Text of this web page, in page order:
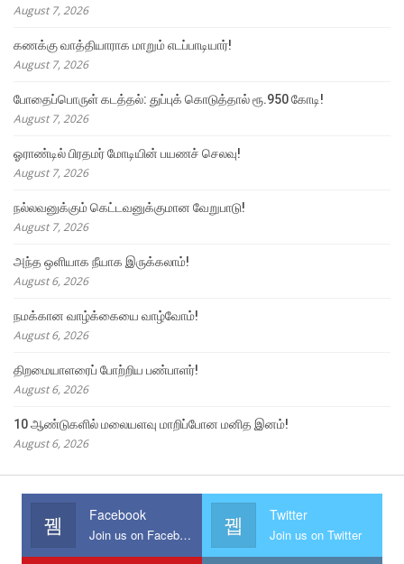
August 7, 2026
கணக்கு வாத்தியாராக மாறும் எடப்பாடியார்!
August 7, 2026
போதைப்பொருள் கடத்தல்: துப்புக் கொடுத்தால் ரூ.950 கோடி!
August 7, 2026
ஓராண்டில் பிரதமர் மோடியின் பயணச் செலவு!
August 7, 2026
நல்லவனுக்கும் கெட்டவனுக்குமான வேறுபாடு!
August 7, 2026
அந்த ஒளியாக நீயாக இருக்கலாம்!
August 6, 2026
நமக்கான வாழ்க்கையை வாழ்வோம்!
August 6, 2026
திறமையாளரைப் போற்றிய பண்பாளர்!
August 6, 2026
10 ஆண்டுகளில் மலையளவு மாறிப்போன மனித இனம்!
August 6, 2026
Facebook
Join us on Facebook
Twitter
Join us on Twitter